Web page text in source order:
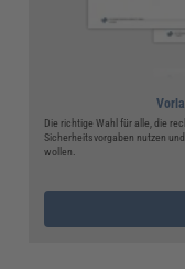
Die richtige Wahl für alle, die
Sicherheitsvorgaben nutzen
wollen.